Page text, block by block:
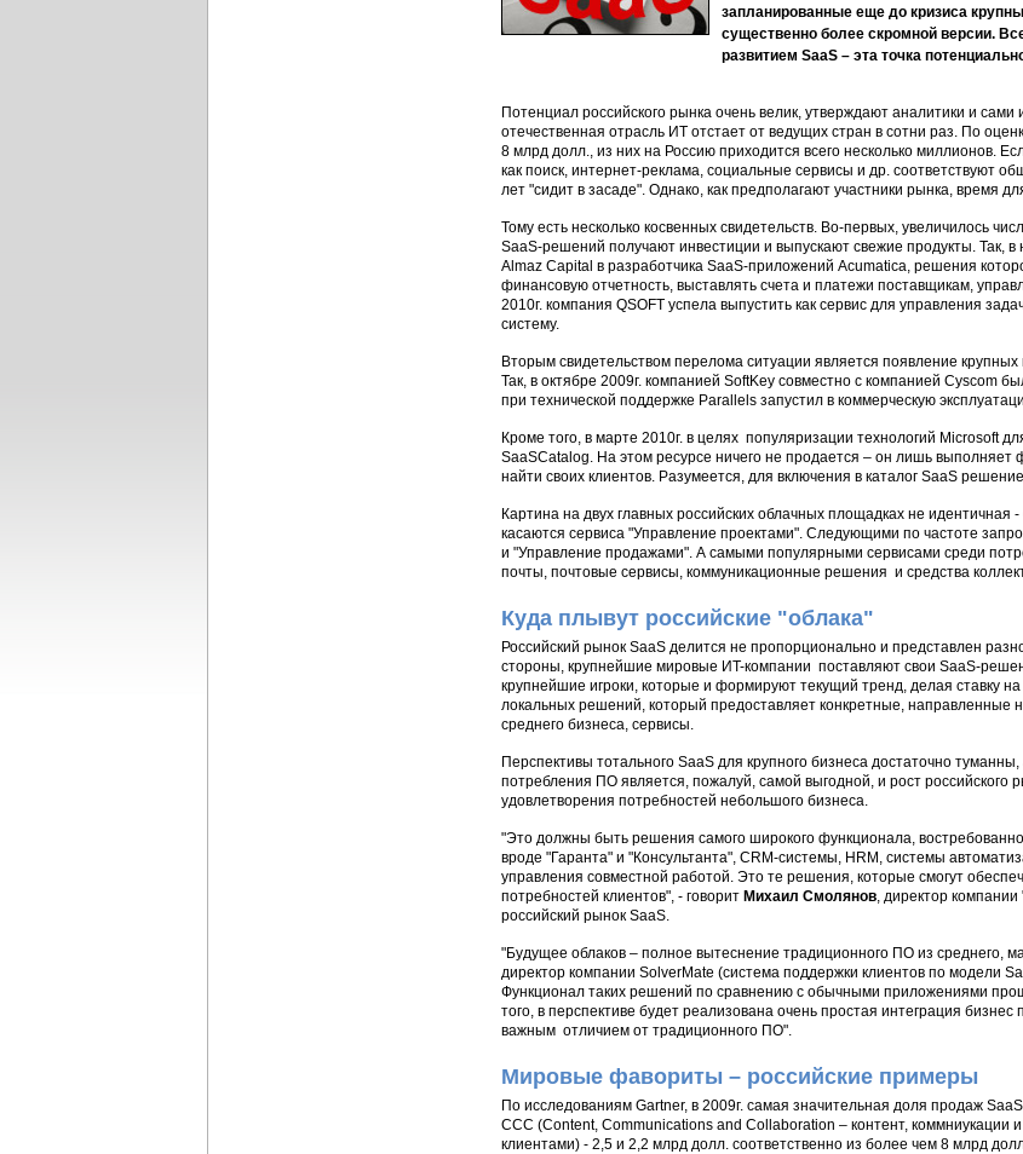
запланированные еще до кризиса
существенно более скромной версии.
развитием SaaS – эта точка
Потенциал российского рынка очень велик, утверждают аналитики и
отечественная отрасль ИТ отстает от ведущих стран в сотни раз. По
8 млрд долл., из них на Россию приходится всего несколько миллионов.
как поиск, интернет-реклама, социальные сервисы и др. соответствуют
лет "сидит в засаде". Однако, как предполагают участники рынка, время
Тому есть несколько косвенных свидетельств. Во-первых, увеличилось
SaaS-решений получают инвестиции и выпускают свежие продукты. Так,
Almaz Capital в разработчика SaaS-приложений Acumatica, решения
финансовую отчетность, выставлять счета и платежи поставщикам,
2010г. компания QSOFT успела выпустить как сервис для управления
систему.
Вторым свидетельством перелома ситуации является появление
Так, в октябре 2009г. компанией SoftKey совместно с компанией Cyscom
при технической поддержке Parallels запустил в коммерческую
Кроме того, в марте 2010г. в целях популяризации технологий Microsoft
SaaSCatalog. На этом ресурсе ничего не продается – он лишь выполняет
найти своих клиентов. Разумеется, для включения в каталог SaaS
Картина на двух главных российских облачных площадках не
касаются сервиса "Управление проектами". Следующими по частоте
и "Управление продажами". А самыми популярными сервисами среди
почты, почтовые сервисы, коммуникационные решения и средства
Куда плывут российские "облака"
Российский рынок SaaS делится не пропорционально и представлен
стороны, крупнейшие мировые ИT-компании поставляют свои SaaS-
крупнейшие игроки, которые и формируют текущий тренд, делая ставку
локальных решений, который предоставляет конкретные, направленные
среднего бизнеса, сервисы.
Перспективы тотального SaaS для крупного бизнеса достаточно
потребления ПО является, пожалуй, самой выгодной, и рост российского
удовлетворения потребностей небольшого бизнеса.
"Это должны быть решения самого широкого функционала,
вроде "Гаранта" и "Консультанта", CRM-системы, HRM, системы
управления совместной работой. Это те решения, которые смогут
потребностей клиентов", - говорит Михаил Смолянов, директор
российский рынок SaaS.
"Будущее облаков – полное вытеснение традиционного ПО из среднего,
директор компании SolverMate (система поддержки клиентов по модели
Функционал таких решений по сравнению с обычными приложениями
того, в перспективе будет реализована очень простая интеграция
важным отличием от традиционного ПО".
Мировые фавориты – российские примеры
По исследованиям Gartner, в 2009г. самая значительная доля продаж
ССС (Content, Communications and Collaboration – контент, коммниукации
клиентами) - 2,5 и 2,2 млрд долл. соответственно из более чем 8 млрд